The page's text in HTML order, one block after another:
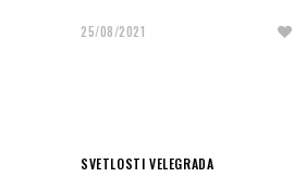
25/08/2021
SVETLOSTI VELEGRADA